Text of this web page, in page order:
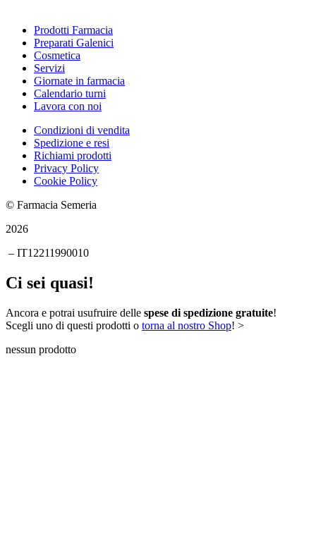
Prodotti Farmacia
Preparati Galenici
Cosmetica
Servizi
Giornate in farmacia
Calendario turni
Lavora con noi
Condizioni di vendita
Spedizione e resi
Richiami prodotti
Privacy Policy
Cookie Policy
© Farmacia Semeria
2026
– IT12211990010
Ci sei quasi!
Ancora e potrai usufruire delle spese di spedizione gratuite!
Scegli uno di questi prodotti o torna al nostro Shop! >
nessun prodotto